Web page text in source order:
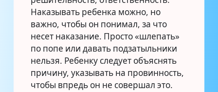
Наказывать ребенка можно, но
важно, чтобы он понимал, за что
несет наказание. Просто «шлепать»
по попе или давать подзатыльники
нельзя. Ребенку следует объяснять
причину, указывать на провинность,
чтобы впредь он не совершал это.